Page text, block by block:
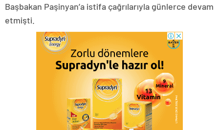
Başbakan Paşinyan’a istifa çağrılarıyla günlerce devam
etmişti.